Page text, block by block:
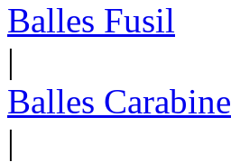
Balles Fusil
|
Balles Carabine
|